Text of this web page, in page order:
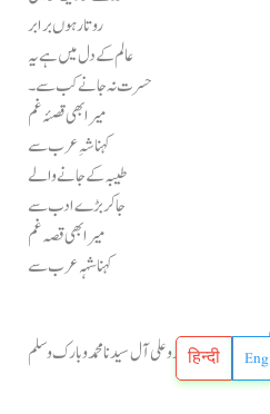
روتا رہوں برابر
عالم کے دل میں ہے یہ
حسرت نہ جانے کب سے ۔
میرا بھی قصئہ غم
کہنا شہِ عرب سے
طیبہ کے جانے والے
جاکر بڑے ادب سے
میرا بھی قصہ غم
کہنا شہہ عرب سے
اللهم صل على سيدنا محمد وعلى آل سيدنا محمد وبارك وسلم
हिन्दी Eng